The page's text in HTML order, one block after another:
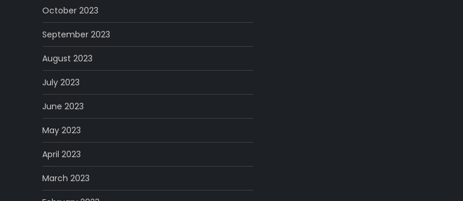
October 2023
September 2023
August 2023
July 2023
June 2023
May 2023
April 2023
March 2023